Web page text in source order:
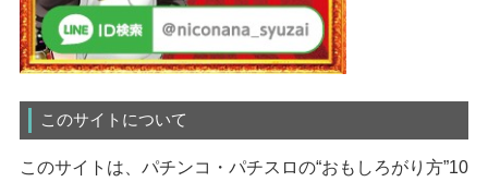
このサイトについて
このサイトは、パチンコ・パチスロの“おもしろがり方”10